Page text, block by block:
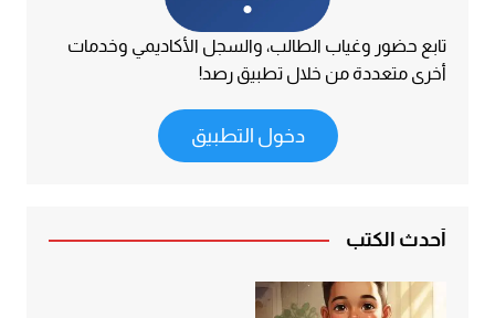
تابع حضور وغياب الطالب، والسجل الأكاديمي وخدمات
أخرى متعددة من خلال تطبيق رصد!
دخول التطبيق
أحدث الكتب